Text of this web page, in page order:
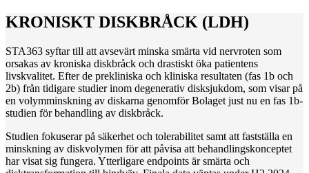
KRONISKT DISKBRÅCK (LDH)
STA363 syftar till att avsevärt minska smärta vid nervroten som
orsakas av kroniska diskbråck och drastiskt öka patientens
livskvalitet. Efter de prekliniska och kliniska resultaten (fas 1b och
2b) från tidigare studier inom degenerativ disksjukdom, som visar på
en volymminskning av diskarna genomför Bolaget just nu en fas 1b-
studien för behandling av diskbråck.
Studien fokuserar på säkerhet och tolerabilitet samt att fastställa en
minskning av diskvolymen för att påvisa att behandlingskonceptet
har visat sig fungera. Ytterligare endpoints är smärta och